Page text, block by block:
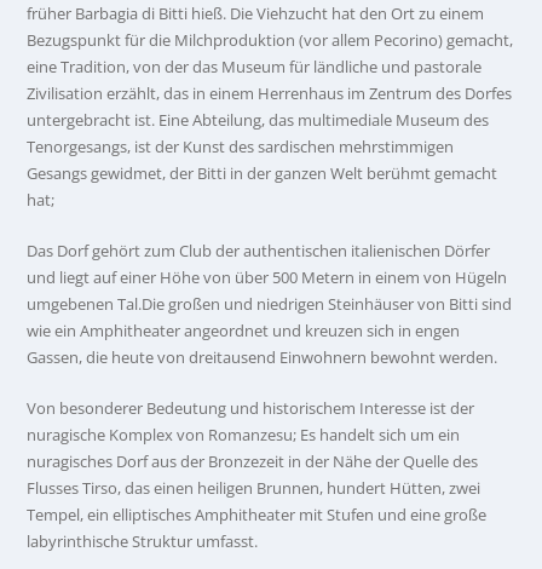
früher Barbagia di Bitti hieß. Die Viehzucht hat den Ort zu einem
Bezugspunkt für die Milchproduktion (vor allem Pecorino) gemacht,
eine Tradition, von der das Museum für ländliche und pastorale
Zivilisation erzählt, das in einem Herrenhaus im Zentrum des Dorfes
untergebracht ist. Eine Abteilung, das multimediale Museum des
Tenorgesangs, ist der Kunst des sardischen mehrstimmigen
Gesangs gewidmet, der Bitti in der ganzen Welt berühmt gemacht
hat;
Das Dorf gehört zum Club der authentischen italienischen Dörfer
und liegt auf einer Höhe von über 500 Metern in einem von Hügeln
umgebenen Tal.Die großen und niedrigen Steinhäuser von Bitti sind
wie ein Amphitheater angeordnet und kreuzen sich in engen
Gassen, die heute von dreitausend Einwohnern bewohnt werden.
Von besonderer Bedeutung und historischem Interesse ist der
nuragische Komplex von Romanzesu; Es handelt sich um ein
nuragisches Dorf aus der Bronzezeit in der Nähe der Quelle des
Flusses Tirso, das einen heiligen Brunnen, hundert Hütten, zwei
Tempel, ein elliptisches Amphitheater mit Stufen und eine große
labyrinthische Struktur umfasst.